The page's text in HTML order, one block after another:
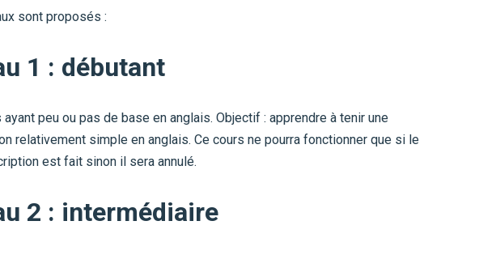
sont proposés :
1 : débutant
peu ou pas de base en anglais. Objectif : apprendre à tenir une
relativement simple en anglais. Ce cours ne pourra fonctionner que si le
est fait sinon il sera annulé.
2 : intermédiaire